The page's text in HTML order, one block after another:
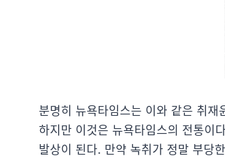
분명히 뉴욕타임스는 이와 같은 취
하지만 이것은 뉴욕타임스의 전통이
발상이 된다. 만약 녹취가 정말 부당